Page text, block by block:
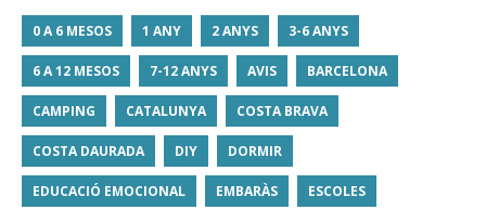
0 A 6 MESOS 1 ANY 2 ANYS 3-6 ANYS
6 A 12 MESOS 7-12 ANYS AVIS BARCELONA
CAMPING CATALUNYA COSTA BRAVA
COSTA DAURADA DIY DORMIR
EDUCACIÓ EMOCIONAL EMBARÀS ESCOLES